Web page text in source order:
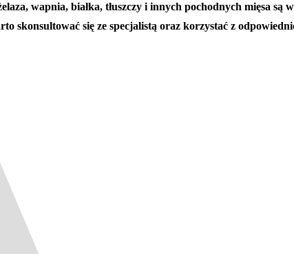
wapnia, białka, tłuszczy i innych pochodnych mięsa są
skonsultować się ze specjalistą oraz korzystać z